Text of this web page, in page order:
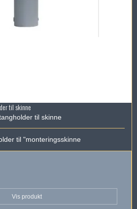
til skinne
til skinne
til "monteringsskinne
Vis produkt